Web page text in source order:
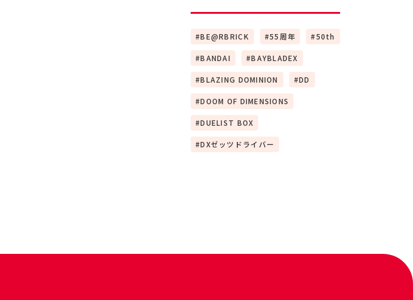
BE@RBRICK 55周年 50th
BANDAI BAYBLADEX
BLAZING DOMINION DD
DOOM OF DIMENSIONS
DUELIST BOX
DXゼッツドライバー